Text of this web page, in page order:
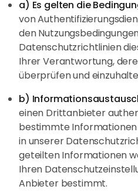
a) Es gelten die
von
den
Datenschutzrichtlinien
Ihrer Verantwortung,
überprüfen und
b)
einen Drittanbieter
bestimmte
in unserer
geteilten Informationen
Ihren
Anbieter bestimmt.